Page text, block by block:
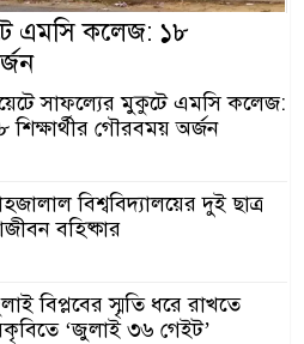
এমসি কলেজ: ১৮
সাফল্যের মুকুটে এমসি কলেজ:
শিক্ষার্থীর গৌরবময় অর্জন
বিশ্ববিদ্যালয়ের দুই ছাত্র
বহিষ্কার
বিপ্লবের স্মৃতি ধরে রাখতে
‘জুলাই ৩৬ গেইট’